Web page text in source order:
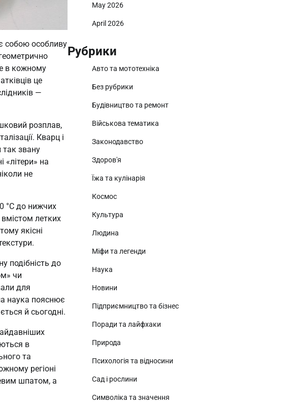
собою особливу
в кожному
це
—
розплав,
Кварц і
звану
«літери» на
не
°C до нижчих
летких
якісні
подібність до
чи
для
наука пояснює
й сьогодні.
в
та
регіоні
шпатом, а
May 2026
April 2026
Рубрики
Авто та мототехніка
Без рубрики
Будівництво та ремонт
Військова тематика
Законодавство
Здоров'я
Їжа та кулінарія
Космос
Культура
Людина
Міфи та легенди
Наука
Новини
Підприємництво та бізнес
Поради та лайфхаки
Природа
Психологія та відносини
Сад і рослини
Символіка та значення